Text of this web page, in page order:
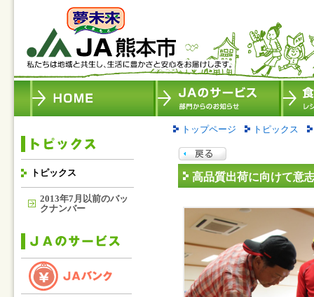
トピックス
2013年7月以前のバッ
クナンバー
トップページ トピックス
高品質出荷に向けて意